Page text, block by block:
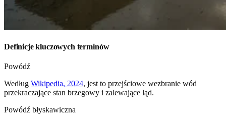
Definicje kluczowych terminów
Powódź
Według Wikipedia, 2024, jest to przejściowe wezbranie wód
przekraczające stan brzegowy i zalewające ląd.
Powódź błyskawiczna